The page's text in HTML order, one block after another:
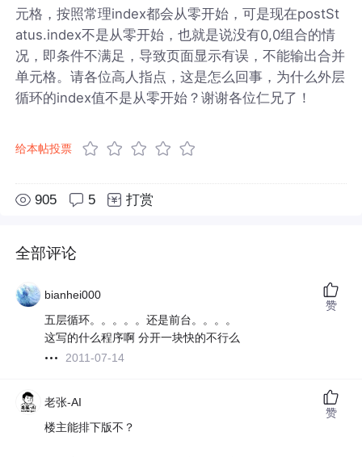
元格，按照常理index都会从零开始，可是现在postSt
atus.index不是从零开始，也就是说没有0,0组合的情
况，即条件不满足，导致页面显示有误，不能输出合并
单元格。请各位高人指点，这是怎么回事，为什么外层
循环的index值不是从零开始？谢谢各位仁兄了！
给本帖投票
905 5 打赏
全部评论
bianhei000
五层循环。。。。。还是前台。。。。
这写的什么程序啊 分开一块快的不行么
2011-07-14
赞
老张-AI
楼主能排下版不？
赞